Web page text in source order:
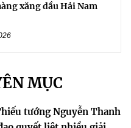
xăng dầu Hải Nam
MỤC
tướng Nguyễn Thanh